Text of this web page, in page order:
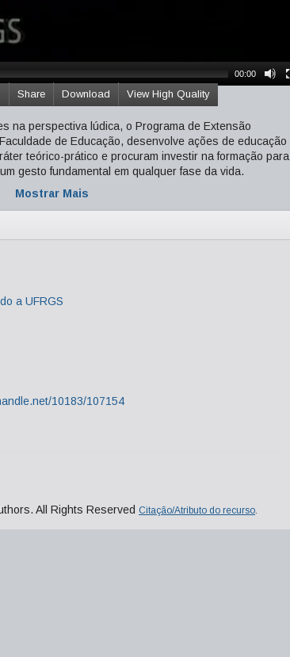
00:00
View High Quality
Download
Share
na perspectiva lúdica, o Programa de Extensão
de Educação, desenvolve ações de educação
teórico-prático e procuram investir na formação para
gesto fundamental em qualquer fase da vida.
Mostrar Mais
a UFRGS
10183/107154
All Rights Reserved Citação/Atributo do recurso.